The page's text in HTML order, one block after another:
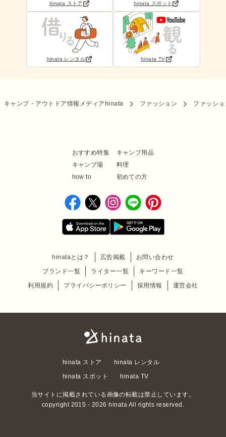
hinata ストア hinata スポット
hinata レンタル hinata TV
キャンプ・アウトドア情報メディアhinata ファッション ファッシ
おすすめ特集
キャンプ用品
キャンプ場
料理
how to
初めての方
hinataとは？ 広告掲載
お問い合わせ
ブランド一覧
ライター一覧
キーワード一覧
利用規約
プライバシーポリシー 採用情報 運営会社
hinata ストア
hinata レンタル
hinata スポット
hinata TV
当サイトに掲載されている画像の転載は禁止しています。
copyright 2015 - 2026 hinata All rights reserved.